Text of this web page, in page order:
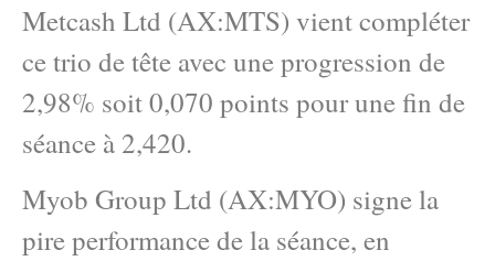
Metcash Ltd (AX:MTS) vient compléter
ce trio de tête avec une progression de
2,98% soit 0,070 points pour une fin de
séance à 2,420.
Myob Group Ltd (AX:MYO) signe la
pire performance de la séance, en